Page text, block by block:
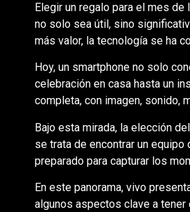
Elegir un regalo para el mes
no solo sea útil, sino
más valor, la tecnología se ha
Hoy, un smartphone no solo
celebración en casa hasta un
completa, con imagen, sonido,
Bajo esta mirada, la elección
se trata de encontrar un
preparado para capturar los
En este panorama, vivo
algunos aspectos clave a